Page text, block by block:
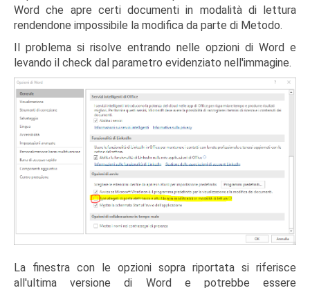
Word che apre certi documenti in modalità di lettura
rendendone impossibile la modifica da parte di Metodo.
Il problema si risolve entrando nelle opzioni di Word e
levando il check dal parametro evidenziato nell'immagine.
La finestra con le opzioni sopra riportata si riferisce
all'ultima versione di Word e potrebbe essere